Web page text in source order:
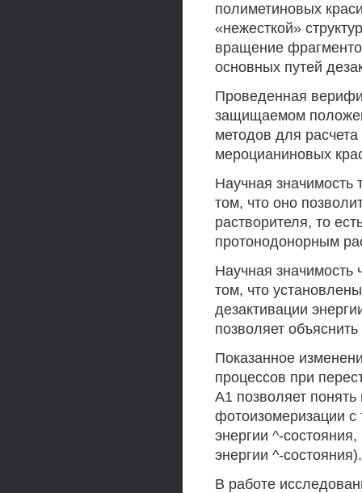
полиметиновых
«нежесткой»
вращение
основных путей
Проведенная
защищаемом
методов для
мероцианиновых
Научная значимость
том, что оно
растворителя, то
протонодонорным
Научная значимость
том, что
дезактивации
позволяет
Показанное
процессов при
А1 позволяет
фотоизомеризации с
энергии ^-
энергии ^-состояния).
В работе